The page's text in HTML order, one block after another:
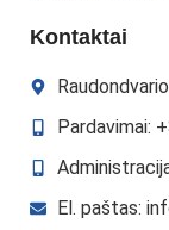
Kontaktai
Pardavimai:
El. paštas: